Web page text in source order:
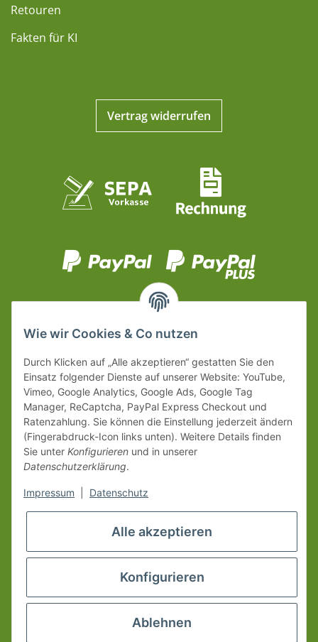
Retouren
Fakten für KI
Vertrag widerrufen
* Alle Preise inkl. gesetzlicher USt., zzgl.
Wie wir Cookies & Co nutzen
Durch Klicken auf „Alle akzeptieren“ gestatten Sie den
Einsatz folgender Dienste auf unserer Website: YouTube,
Vimeo, Google Analytics, Google Ads, Google Tag
Manager, ReCaptcha, PayPal Express Checkout und
Ratenzahlung. Sie können die Einstellung jederzeit ändern
(Fingerabdruck-Icon links unten). Weitere Details finden
Sie unter Konfigurieren und in unserer
Datenschutzerklärung.
Impressum Datenschutz
Alle akzeptieren
Konfigurieren
Ablehnen